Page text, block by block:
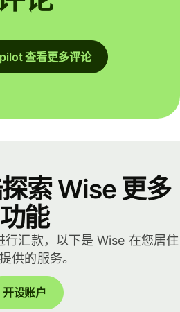
查看更多评论
索 Wise 更多
功能
汇款，以下是 Wise 在您居住
供的服务。
开设账户